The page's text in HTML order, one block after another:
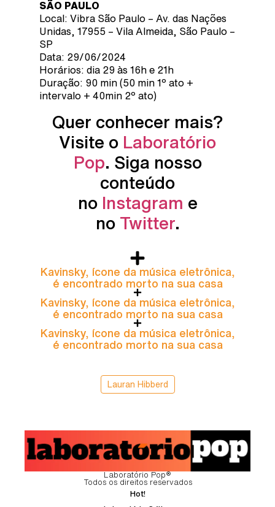
SÃO PAULO
Local: Vibra São Paulo – Av. das Nações
Unidas, 17955 – Vila Almeida, São Paulo –
SP
Data: 29/06/2024
Horários: dia 29 às 16h e 21h
Duração: 90 min (50 min 1º ato +
intervalo + 40min 2º ato)
Quer conhecer mais?
Visite o Laboratório
Pop. Siga nosso
conteúdo
no Instagram e
no Twitter.
Kavinsky, ícone da música eletrônica,
é encontrado morto na sua casa
Kavinsky, ícone da música eletrônica,
é encontrado morto na sua casa
Kavinsky, ícone da música eletrônica,
é encontrado morto na sua casa
Lauran Hibberd
Laboratório Pop®
Todos os direitos reservados
Hot!